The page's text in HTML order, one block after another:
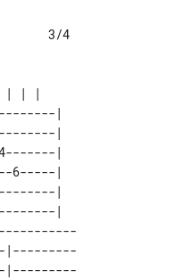
3/4
| | | |
|
|
|
6-----|
|
|
|---------
|---------